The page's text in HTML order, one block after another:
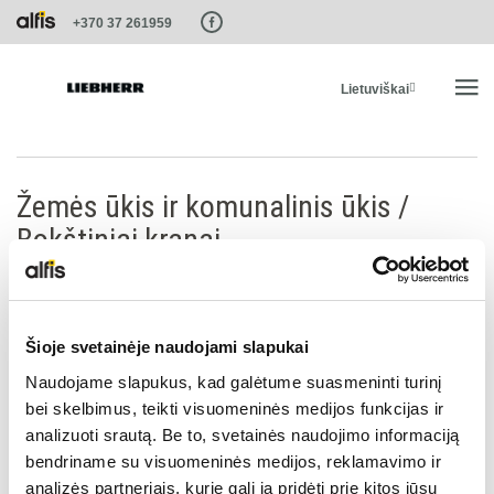
Šioje svetainėje naudojami slapukai
Naudojame slapukus, kad galėtume suasmeninti turinį
bei skelbimus, teikti visuomeninės medijos funkcijas ir
analizuoti srautą. Be to, svetainės naudojimo informaciją
bendriname su visuomeninės medijos, reklamavimo ir
analizės partneriais, kurie gali ją pridėti prie kitos jūsų
Paste this code as high in the of the page as possible:
+370 37 261959
Lietuviškai
PRODUKTAI
PASLAUGOS IR SPRENDIMAI
LIEBHERR SISTEMOS
LIEBHERR-SHOP
Žemės ūkis ir komunalinis ūkis /
Bokštiniai kranai
Žemės ūkis ir komunalinis ūkis / Bokštiniai kranai